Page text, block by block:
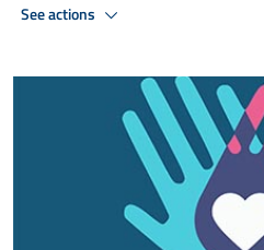
See actions